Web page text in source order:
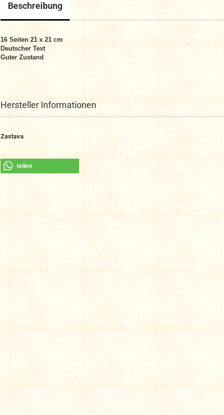
Beschreibung
16Seiten 21 x 21 cm
Deutscher Text
Guter Zustand
Hersteller Informationen
Zastava
teilen